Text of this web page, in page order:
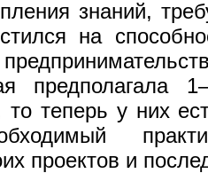
знаний,
на
предполагала
то теперь у них
проектов и